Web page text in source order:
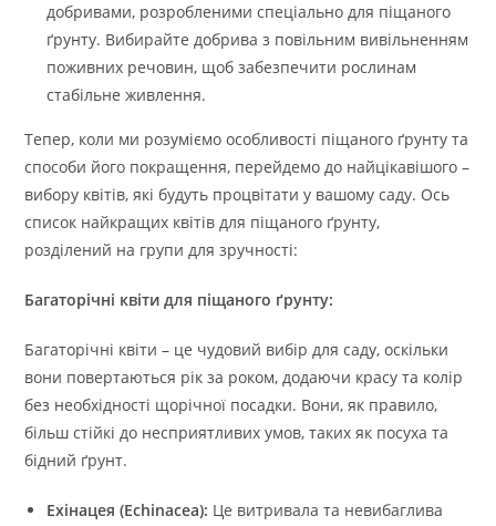
добривами, розробленими спеціально для піщаного
ґрунту. Вибирайте добрива з повільним вивільненням
поживних речовин, щоб забезпечити рослинам
стабільне живлення.
Тепер, коли ми розуміємо особливості піщаного ґрунту та
способи його покращення, перейдемо до найцікавішого –
вибору квітів, які будуть процвітати у вашому саду. Ось
список найкращих квітів для піщаного ґрунту,
розділений на групи для зручності:
Багаторічні квіти для піщаного ґрунту:
Багаторічні квіти – це чудовий вибір для саду, оскільки
вони повертаються рік за роком, додаючи красу та колір
без необхідності щорічної посадки. Вони, як правило,
більш стійкі до несприятливих умов, таких як посуха та
бідний ґрунт.
Ехінацея (Echinacea): Це витривала та невибаглива